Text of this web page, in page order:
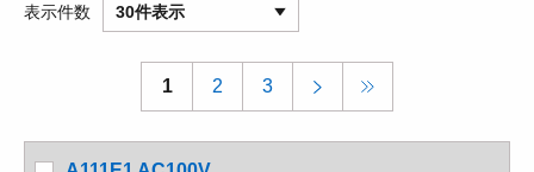
表示件数 30件表示
1 2 3